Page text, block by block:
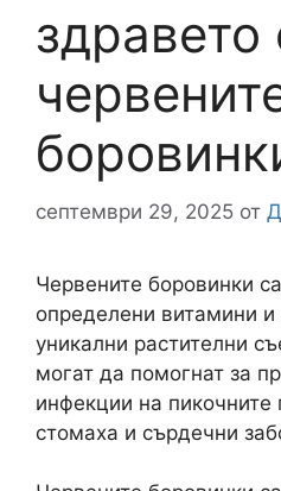
здравето
септември 29, 2025 от
Червените боровинки
определени витамини
уникални растителни
могат да помогнат за
инфекции на
стомаха и сърдечни